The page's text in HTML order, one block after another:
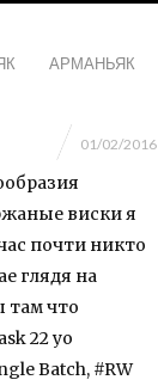
АРМАНЬЯК
01/02/2016
виски я
почти никто
глядя на
там что
22 yo
Batch, #RW